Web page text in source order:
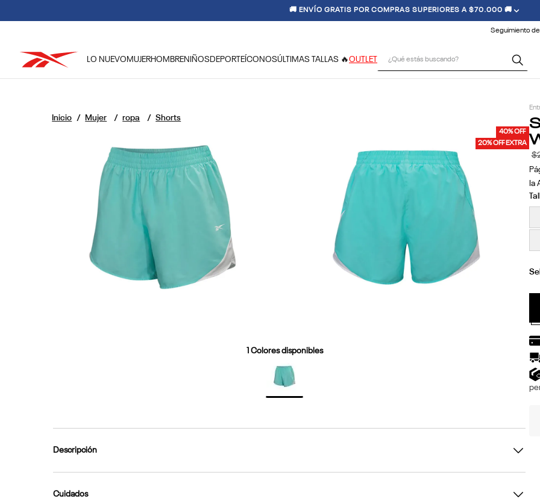
🚚 ENVÍO GRATIS POR COMPRAS SUPERIORES A $70.000 🚚
Seguimiento
LO NUEVO MUJERHOMBRENIÑOSDEPORTE ÍCONOSÚLTIMAS TALLAS 🔥OUTLET
40% OFF
20% OFF EXTRA
Mujer ropa Shorts
1 Colores disponibles
Descripción
Cuidados
$
Ia
2.
club c
reebok hombre
4
training
5 .
classic
nano 5
nano x